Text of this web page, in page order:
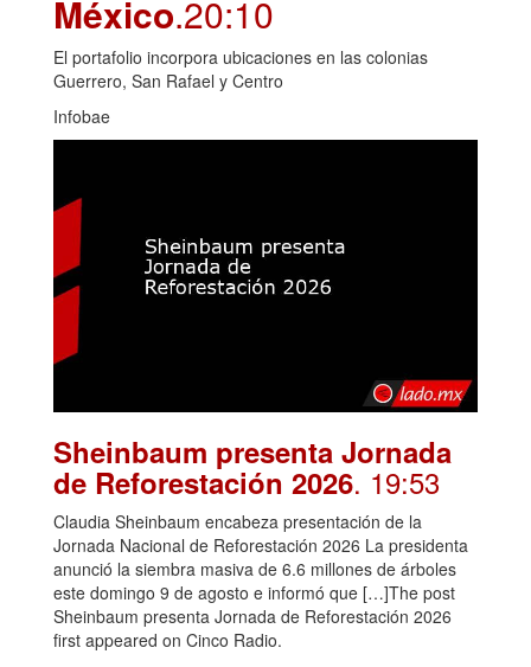
México.20:10
El portafolio incorpora ubicaciones en las colonias
Guerrero, San Rafael y Centro
Infobae
Sheinbaum presenta Jornada
de Reforestación 2026. 19:53
Claudia Sheinbaum encabeza presentación de la
Jornada Nacional de Reforestación 2026 La presidenta
anunció la siembra masiva de 6.6 millones de árboles
este domingo 9 de agosto e informó que […]The post
Sheinbaum presenta Jornada de Reforestación 2026
first appeared on Cinco Radio.